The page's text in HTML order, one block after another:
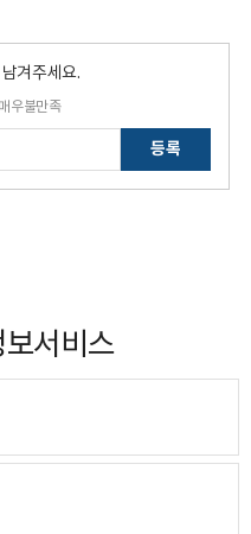
겨주세요.
매우불만족
등록
서비스